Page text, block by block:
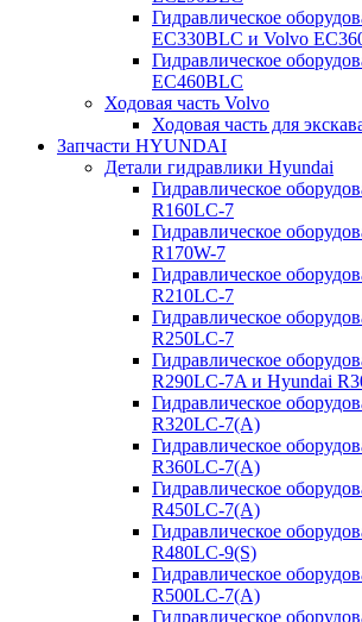
Гидравлическое
EC330BLC и Volvo
Гидравлическое
EC460BLC
Ходовая часть Volvo
Ходовая часть для
Запчасти HYUNDAI
Детали гидравлики Hyundai
Гидравлическое
R160LC-7
Гидравлическое
R170W-7
Гидравлическое
R210LC-7
Гидравлическое
R250LC-7
Гидравлическое
R290LC-7A и Hyundai
Гидравлическое
R320LC-7(A)
Гидравлическое
R360LC-7(A)
Гидравлическое
R450LC-7(A)
Гидравлическое
R480LC-9(S)
Гидравлическое
R500LC-7(A)
Гидравлическое